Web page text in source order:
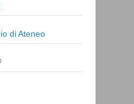
di Ateneo